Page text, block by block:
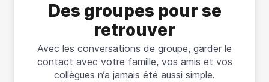
Des groupes pour se
retrouver
Avec les conversations de groupe, garder le
contact avec votre famille, vos amis et vos
collègues n’a jamais été aussi simple.